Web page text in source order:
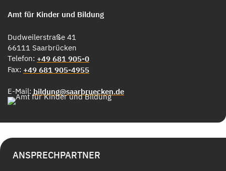
Amt für Kinder und Bildung
Dudweilerstraße 41
66111 Saarbrücken
Telefon: +49 681 905-0
Fax: +49 681 905-4955
E-Mail: bildung@saarbruecken.de
ANSPRECHPARTNER